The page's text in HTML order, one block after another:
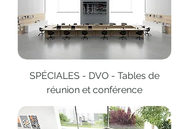
SPÉCIALES - DVO - Tables de
réunion et conférence